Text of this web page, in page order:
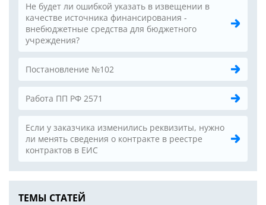
Не будет ли ошибкой указать в извещении в
качестве источника финансирования -
внебюджетные средства для бюджетного
учреждения?
Постановление №102
Работа ПП РФ 2571
Если у заказчика изменились реквизиты, нужно
ли менять сведения о контракте в реестре
контрактов в ЕИС
ТЕМЫ СТАТЕЙ